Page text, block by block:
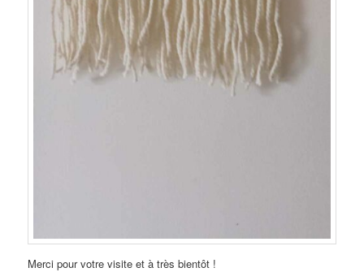
Merci pour votre visite et à très bientôt !